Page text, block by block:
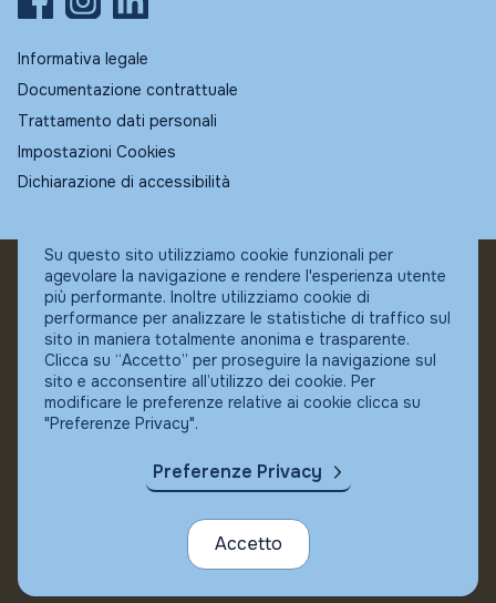
Informativa legale
Documentazione contrattuale
Trattamento dati personali
Impostazioni Cookies
Dichiarazione di accessibilità
© Fundstore
Collocatore autorizzato:
Banca Ifigest SpA
P.Iva: 04337180485
Su questo sito utilizziamo cookie funzionali per
agevolare la navigazione e rendere l'esperienza utente
più performante. Inoltre utilizziamo cookie di
performance per analizzare le statistiche di traffico sul
sito in maniera totalmente anonima e trasparente.
Clicca su “Accetto” per proseguire la navigazione sul
sito e acconsentire all’utilizzo dei cookie. Per
modificare le preferenze relative ai cookie clicca su
"Preferenze Privacy".
Preferenze Privacy
Accetto